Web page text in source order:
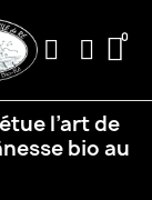
l’art de
bio au